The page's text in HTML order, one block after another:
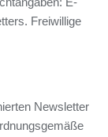
Freiwillige
Newsletter